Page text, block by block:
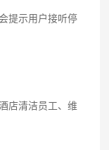
提示用户接听停
店清洁员工、维